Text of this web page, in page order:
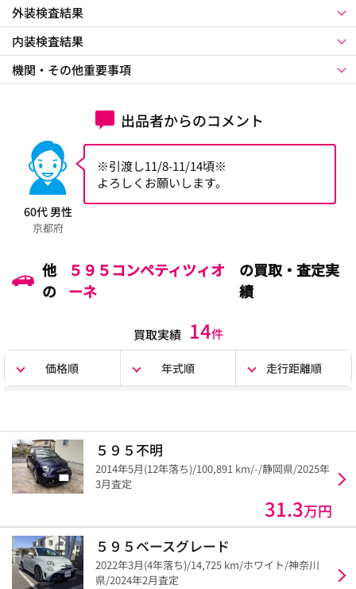
外装検査結果
内装検査結果
機関・その他重要事項
出品者からのコメント
60代 男性
京都府
※引渡し11/8-11/14頃※
よろしくお願いします。
他
の
５９５コンペティツィオ
ーネ
の買取・査定実
績
買取実績 14件
価格順 年式順 走行距離順
５９５不明
2014年5月(12年落ち)/100,891 km/-/静岡県/2025年
3月査定
31.3万円
５９５ベースグレード
2022年3月(4年落ち)/14,725 km/ホワイト/神奈川
県/2024年2月査定